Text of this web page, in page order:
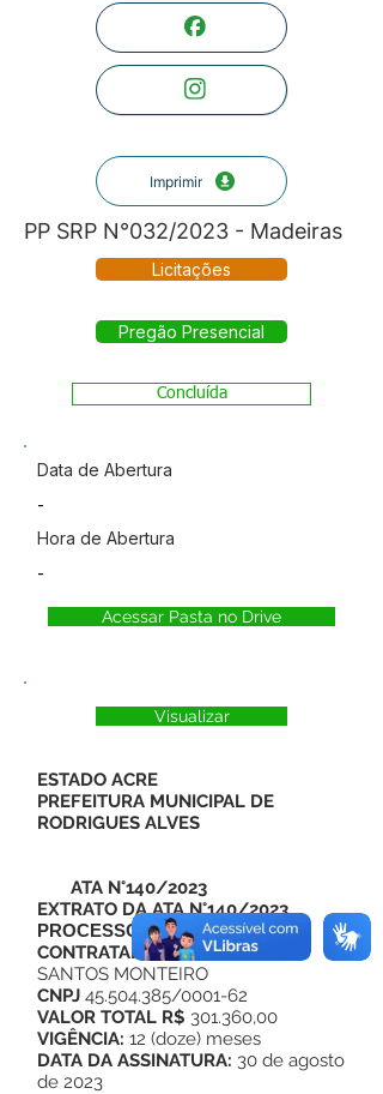
Imprimir
PP SRP N°032/2023 - Madeiras
Licitações
Pregão Presencial
Concluída
Data de Abertura
-
Hora de Abertura
-
Acessar Pasta no Drive
Visualizar
ESTADO ACRE
PREFEITURA MUNICIPAL DE
RODRIGUES ALVES
ATA N°140/2023
EXTRATO DA ATA N°140/2023
PROCESSO ADM. N°055/2023
CONTRATADO:FRANCISCO DOS
SANTOS MONTEIRO
CNPJ 45.504.385/0001-62
VALOR TOTAL R$ 301.360,00
VIGÊNCIA: 12 (doze) meses
DATA DA ASSINATURA: 30 de agosto
de 2023